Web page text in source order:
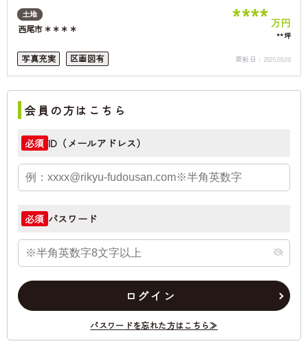
土地
西尾市＊＊＊＊ **** 万円
**坪
写真充実 区画図有 更新日： 2026.08.08
会員の方はこちら
必須 ID（メールアドレス）
必須 パスワード
ログイン
パスワードを忘れた方はこちら≫